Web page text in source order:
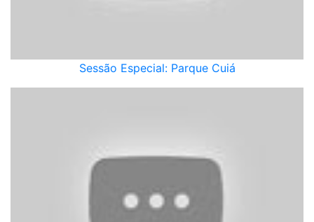
Sessão Especial: Parque Cuiá